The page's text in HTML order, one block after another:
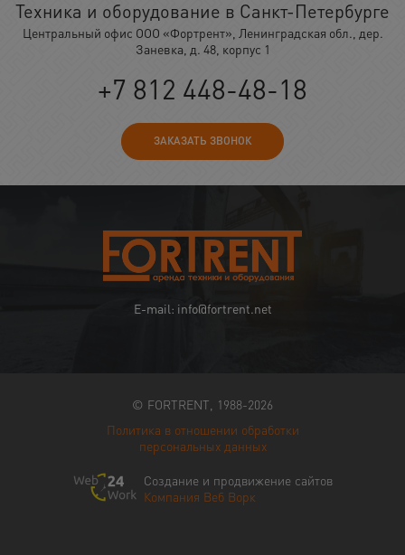
Техника и оборудование в Санкт-Петербурге
Центральный офис ООО «Фортрент», Ленинградская обл., дер.
Заневка, д. 48, корпус 1
+7 812 448-48-18
ЗАКАЗАТЬ ЗВОНОК
E-mail: info@fortrent.net
© FORTRENT, 1988-2026
Политика в отношении обработки
персональных данных
Создание и продвижение сайтов
Компания Веб Ворк